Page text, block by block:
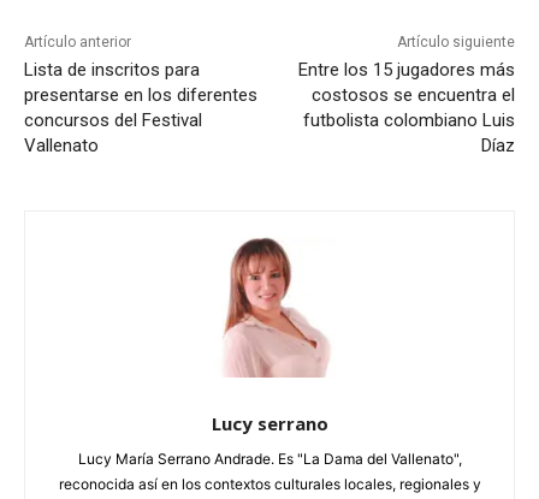
Artículo anterior
Lista de inscritos para
presentarse en los diferentes
concursos del Festival
Vallenato
Artículo siguiente
Entre los 15 jugadores más
costosos se encuentra el
futbolista colombiano Luis
Díaz
Lucy serrano
Lucy María Serrano Andrade. Es "La Dama del Vallenato",
reconocida así en los contextos culturales locales, regionales y